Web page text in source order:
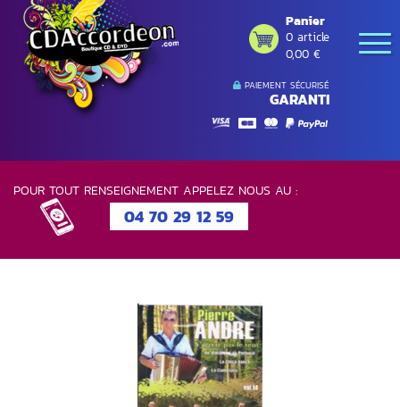
PAIEMENT SÉCURISÉ
GARANTI
Panier
0 article
0,00 €
POUR TOUT RENSEIGNEMENT APPELEZ NOUS AU :
04 70 29 12 59